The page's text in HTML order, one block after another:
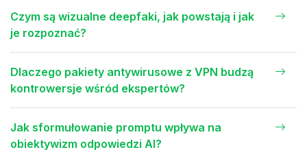
Czym są wizualne deepfaki, jak powstają i jak
je rozpoznać?
Dlaczego pakiety antywirusowe z VPN budzą
kontrowersje wśród ekspertów?
Jak sformułowanie promptu wpływa na
obiektywizm odpowiedzi AI?